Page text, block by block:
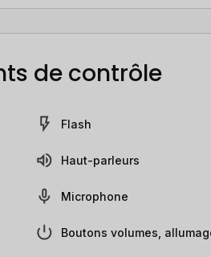
de contrôle
Flash
Haut-parleurs
Microphone
Boutons volumes,